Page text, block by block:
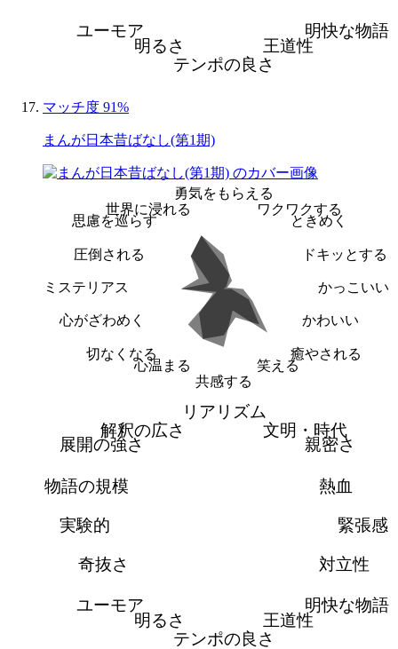
明快な物語
王道性
テンポの良さ
明るさ
ユーモア
マッチ度 91%
まんが日本昔ばなし(第1期)
勇気をもらえる
ワクワクする
ときめく
ドキッとする
かっこいい
かわいい
癒やされる
笑える
共感する
心温まる
切なくなる
心がざわめく
ミステリアス
圧倒される
思慮を巡らす
世界に浸れる
リアリズム
文明・時代
親密さ
熱血
緊張感
対立性
明快な物語
王道性
テンポの良さ
明るさ
ユーモア
奇抜さ
実験的
物語の規模
展開の強さ
解釈の広さ